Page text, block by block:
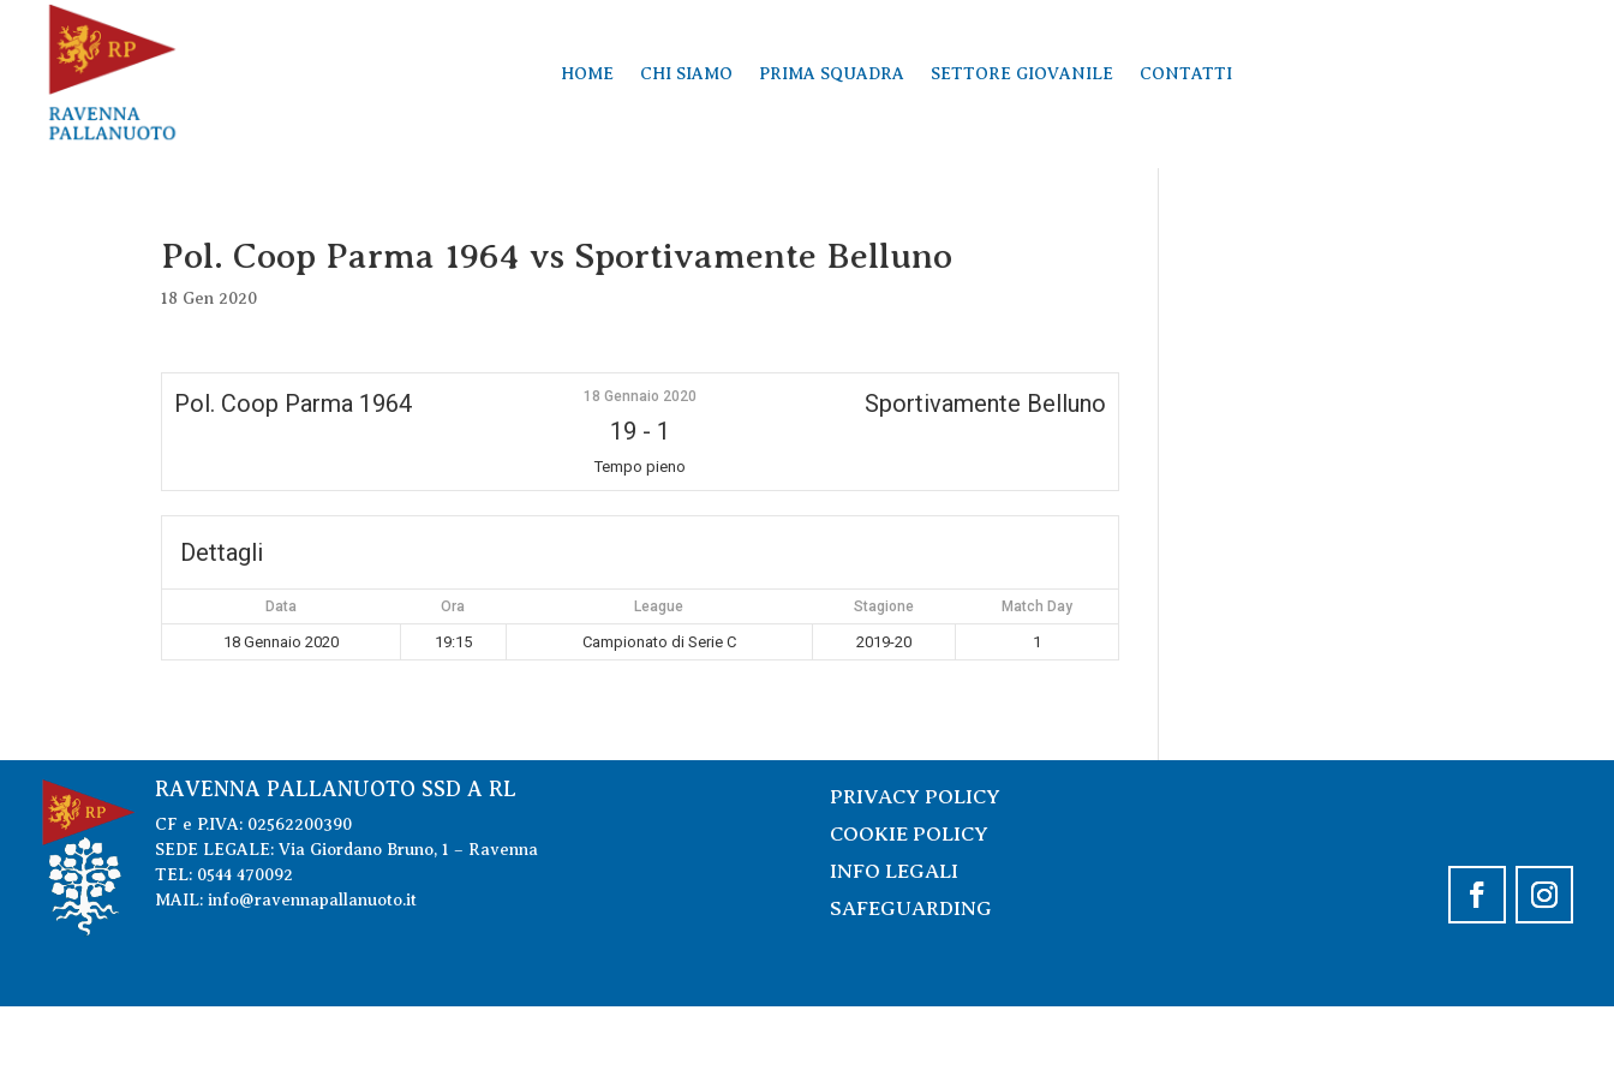
HOME CHI SIAMO PRIMA SQUADRA SETTORE GIOVANILE CONTATTI
Pol. Coop Parma 1964 vs Sportivamente Belluno
18 Gen 2020
Pol. Coop Parma 1964 Sportivamente Belluno
18 Gennaio 2020
19 - 1
Tempo pieno
Dettagli
Data Ora League Stagione Match Day
18 Gennaio 2020 19:15 Campionato di Serie C 2019-20 1
RAVENNA PALLANUOTO SSD A RL
CF e P.IVA: 02562200390
SEDE LEGALE: Via Giordano Bruno, 1 – Ravenna
TEL: 0544 470092
MAIL: info@ravennapallanuoto.it
PRIVACY POLICY
COOKIE POLICY
INFO LEGALI
SAFEGUARDING